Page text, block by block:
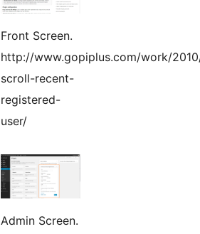
Front Screen.
http://www.gopiplus.com/work/
scroll-recent-
registered-
user/
Admin Screen.